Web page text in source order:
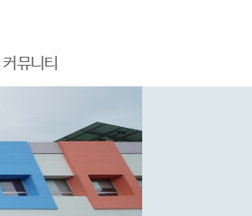
커뮤니티